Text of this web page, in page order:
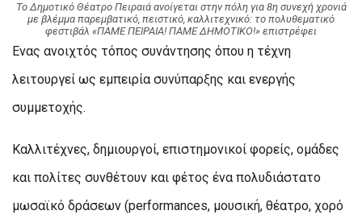
Το Δημοτικό Θέατρο Πειραιά ανοίγεται στην πόλη για 8η συνεχή χρονιά
με βλέμμα παρεμβατικό, πειστικό, καλλιτεχνικό: το πολυθεματικό
φεστιβάλ «ΠΑΜΕ ΠΕΙΡΑΙΑ! ΠΑΜΕ ΔΗΜΟΤΙΚΟ!» επιστρέφει
Ενας ανοιχτός τόπος συνάντησης όπου η τέχνη
λειτουργεί ως εμπειρία συνύπαρξης και ενεργής
συμμετοχής.
Καλλιτέχνες, δημιουργοί, επιστημονικοί φορείς, ομάδες
και πολίτες συνθέτουν και φέτος ένα πολυδιάστατο
μωσαϊκό δράσεων (performances, μουσική, θέατρο, χορό